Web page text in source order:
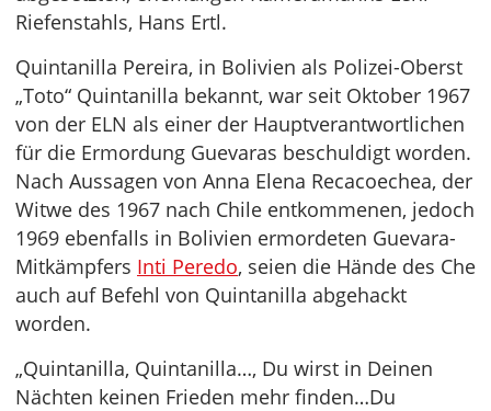
Riefenstahls, Hans Ertl.
Quintanilla Pereira, in Bolivien als Polizei-Oberst
„Toto“ Quintanilla bekannt, war seit Oktober 1967
von der ELN als einer der Hauptverantwortlichen
für die Ermordung Guevaras beschuldigt worden.
Nach Aussagen von Anna Elena Recacoechea, der
Witwe des 1967 nach Chile entkommenen, jedoch
1969 ebenfalls in Bolivien ermordeten Guevara-
Mitkämpfers Inti Peredo, seien die Hände des Che
auch auf Befehl von Quintanilla abgehackt
worden.
„Quintanilla, Quintanilla…, Du wirst in Deinen
Nächten keinen Frieden mehr finden…Du